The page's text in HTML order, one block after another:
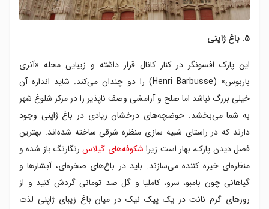
۵. باغ ژاپنی
این پارک افسونگر در کنار کانال قرار داشته و زیبایی محله «آنری
باربوس» (Henri Barbusse) را دو چندان می‌کند. شاید اندازه آن
خیلی بزرگ نباشد اما صلح و آرامشی وصف ناپذیر را در مرکز شلوغ شهر
به شما می‌بخشد. حوضچه‌های درخشان زیادی در باغ ژاپنی وجود
دارند که در راستای شبیه سازی منظره شرقی ساخته‌ شده‌اند. بهترین
فصل دیدن پارک، بهار است زیرا شکوفه‌های گیلاسرنگارنگ باز شده و
منظره‌ای خیره کننده می‌سازند. باید در باغ‌های صخره‌ای، آبشارها و
گیاهانی چون بامبو، سرو، کاملیا و گل صد تومانی گردش کنید و از
روزهای گرم نانت در یک پیک نیک در میان باغ زیبای ژاپنی لذت